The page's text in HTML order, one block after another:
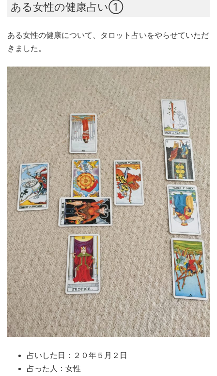
ある女性の健康占い①
ある女性の健康について、タロット占いをやらせていただ
きました。
占いした日：２０年５月２日
占った人：女性